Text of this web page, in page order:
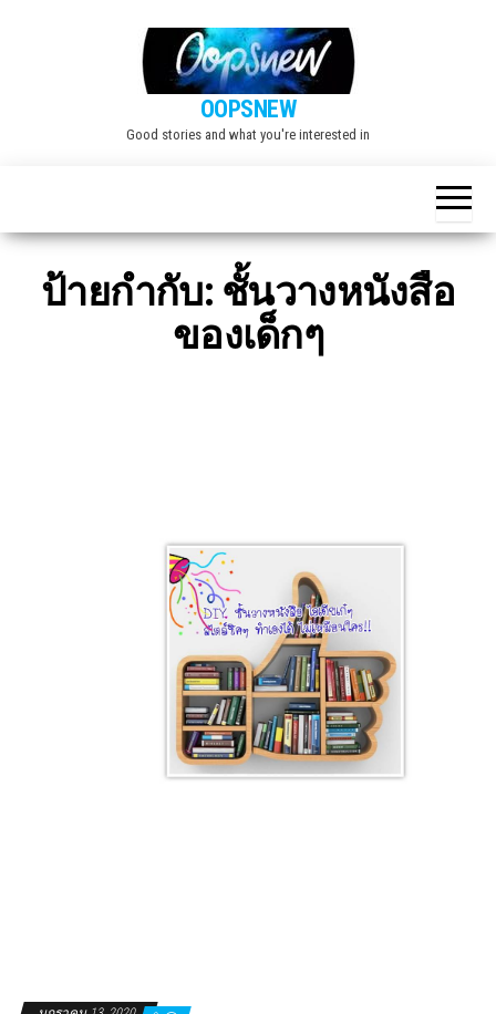
OOPSNEW
Good stories and what you're interested in
ป้ายกำกับ: ชั้นวางหนังสือ
ของเด็กๆ